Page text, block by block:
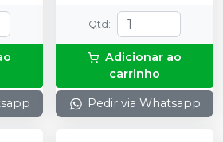
Qtd :
Adicionar ao
carrinho
Pedir via Whatsapp